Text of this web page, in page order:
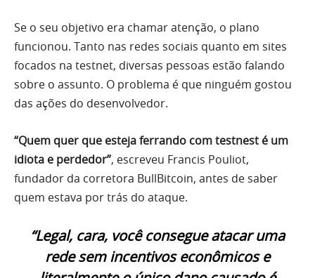
Se o seu objetivo era chamar atenção, o plano
funcionou. Tanto nas redes sociais quanto em sites
focados na testnet, diversas pessoas estão falando
sobre o assunto. O problema é que ninguém gostou
das ações do desenvolvedor.
“Quem quer que esteja ferrando com testnest é um
idiota e perdedor”, escreveu Francis Pouliot,
fundador da corretora BullBitcoin, antes de saber
quem estava por trás do ataque.
“Legal, cara, você consegue atacar uma
rede sem incentivos econômicos e